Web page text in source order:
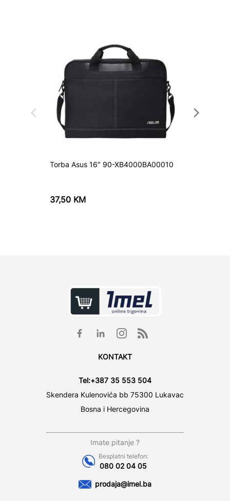
Torba Asus 16″ 90-XB4000BA00010
37,50 KM
KONTAKT
Tel:+387 35 553 504
Skendera Kulenovića bb 75300 Lukavac
Bosna i Hercegovina
Imate pitanje ?
Besplatni telefon:
080 02 04 05
prodaja@imel.ba